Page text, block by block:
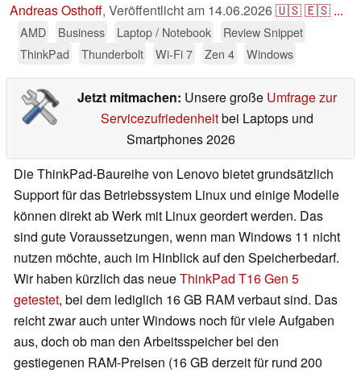
Andreas Osthoff, Veröffentlicht am 14.06.2026🇺🇸🇪🇸 ...
AMD Business Laptop / Notebook
Review Snippet
ThinkPad
Thunderbolt Wi-Fi 7 Zen 4 Windows
Jetzt mitmachen: Unsere große Umfrage zur
Servicezufriedenheitbei Laptops und
Smartphones 2026
Die ThinkPad-Baureihe von Lenovo bietet grundsätzlich
Support für das Betriebssystem Linux und einige Modelle
können direkt ab Werk mit Linux geordert werden. Das
sind gute Voraussetzungen, wenn man Windows 11 nicht
nutzen möchte, auch im Hinblick auf den Speicherbedarf.
Wir haben kürzlich das neueThinkPad T16 Gen 5
getestet, bei dem lediglich 16 GB RAM verbaut sind. Das
reicht zwar auch unter Windows noch für viele Aufgaben
aus, doch ob man den Arbeitsspeicher bei den
gestiegenen RAM-Preisen (16 GB derzeit für rund 200